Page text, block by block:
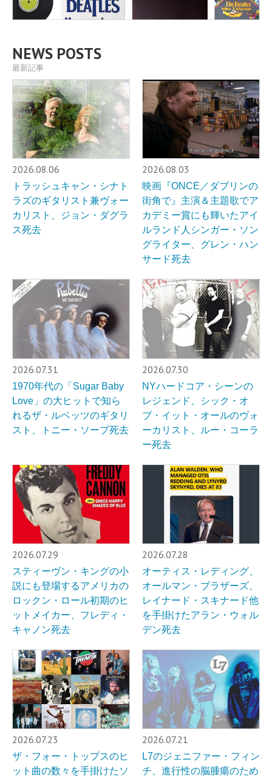
NEWS POSTS
最新記事
2026.08.06
トラッシュキャン・シナト
ラズのギタリスト兼ヴォー
カリスト、ジョン・ダグラ
ス死去
2026.08.03
映画『ONCE／ダブリンの
街角で』主演＆主題歌でア
カデミー賞にも輝いたアイ
ルランド人シンガー・ソン
グライター、グレン・ハン
サード死去
2026.07.31
1970年代の「Sugar Baby
Love」の大ヒットで知ら
れるザ・ルベッツのギタリ
スト、トニー・ソープ死去
2026.07.30
NYハードコア・シーンの
レジェンド、シック・オ
ブ・イット・オールのヴォ
ーカリスト、ルー・コーラ
ー死去
2026.07.29
スティーヴン・キングの小
説にも登場するアメリカの
ロックン・ロール初期のヒ
ットメイカー、フレディ・
キャノン死去
2026.07.28
オーティス・レディング、
オールマン・ブラザーズ、
レイナード・スキナード他
を手掛けたアラン・ウォル
デン死去
2026.07.23
ザ・フォー・トップスのヒ
ット曲の数々を手掛けたソ
2026.07.21
L7のジェニファー・フィン
チ、進行性の脳腫瘍のため